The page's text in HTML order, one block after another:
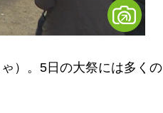
）。5日の大祭には多くの